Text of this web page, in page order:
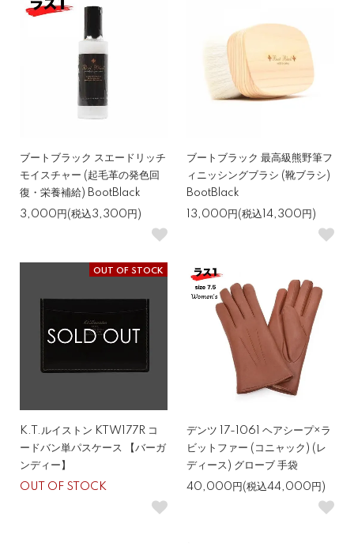
ブートブラック スエードリッチ
モイスチャー (起毛革の発色回
復・栄養補給) BootBlack
3,000円(税込3,300円)
ブートブラック 最高級熊野筆フ
ィニッシングブラシ (靴ブラシ)
BootBlack
13,000円(税込14,300円)
OUT OF STOCK
K.T.ルイストン KTW177R コ
ードバン単パスケース 【バーガ
ンディー】
OUT OF STOCK
デンツ 17-1061 ヘアシープ×ラ
ビットファー (コニャック) (レ
ディース) グローブ 手袋
40,000円(税込44,000円)